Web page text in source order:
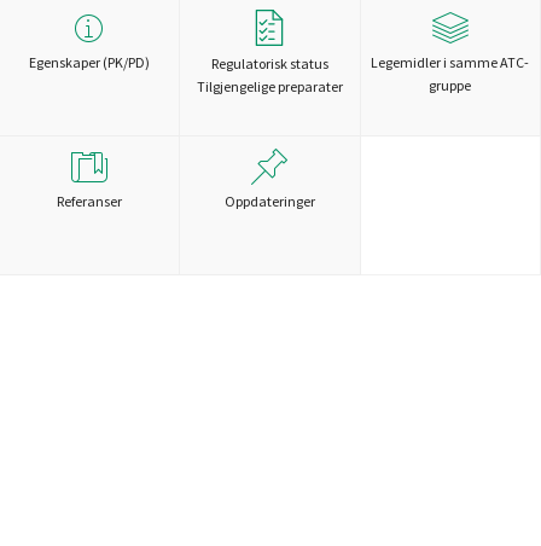
Egenskaper (PK/PD)
Regulatorisk status
Tilgjengelige preparater
Legemidler i samme ATC-
gruppe
Referanser Oppdateringer